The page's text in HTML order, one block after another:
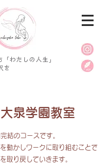
「わたしの人生」
を
泉学園教室
結のコースです。
動かしワークに取り組むことで
取り戻していきます。